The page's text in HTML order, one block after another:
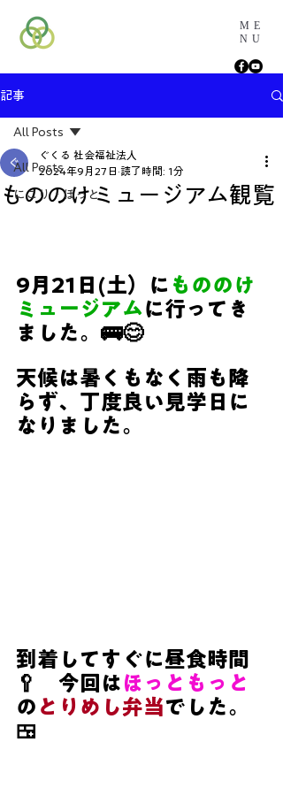
ME
NU
記事
All Posts
にこり・ほっと
All Posts
もののけミュージアム観覧
ぐくる 社会福祉法人
2024年9月27日 読了時間: 1分
9月21日(土）に もののけ
ミュージアム に行ってき
ました。🚌😊
天候は暑くもなく雨も降
らず、丁度良い見学日に
なりました。
到着してすぐに昼食時間
🥄　今回は ほっともっと
の とりめし弁当でした。
🍱